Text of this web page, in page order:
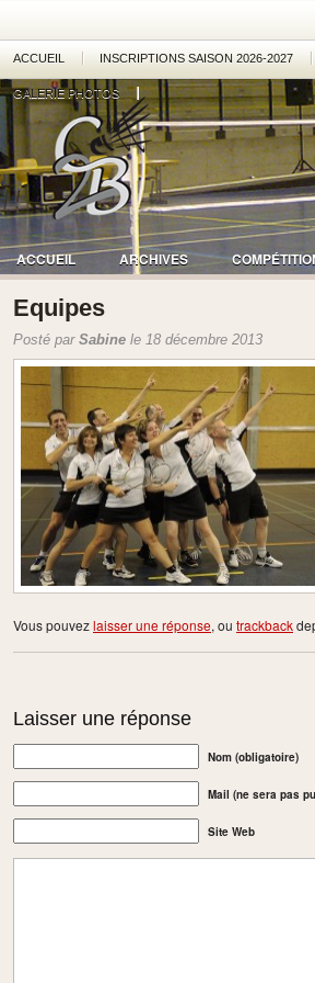
ACCUEIL INSCRIPTIONS SAISON 2026-2027
GALERIE PHOTOS
ACCUEIL ARCHIVES
Equipes
Posté par Sabine le 18 décembre 2013
Vous pouvezlaisser une réponse, ou trackback
Laisser une réponse
Nom (obligatoire)
Mail (ne sera pas
Site Web